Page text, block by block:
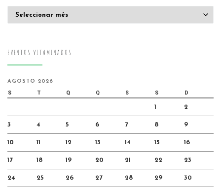
EVENTOS VITAMINADOS
AGOSTO 2026
S T Q Q S S D
1 2
3 4 5 6 7 8 9
10 11 12 13 14 15 16
17 18 19 20 21 22 23
24 25 26 27 28 29 30